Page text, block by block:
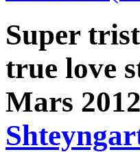
Super
true love
Mars